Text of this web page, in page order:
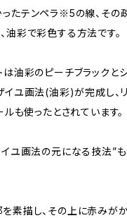
たテンペラ※5の線、その
油彩で彩色する方法です。
油彩のピーチブラックと
イユ画法(油彩)が完成し、
ルも使ったとされています。
イユ画法の元になる技法”
素描し、その上に赤みが